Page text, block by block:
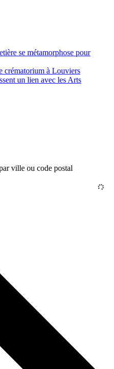
se métamorphose pour
crématorium à Louviers
un lien avec les Arts
ville ou code postal